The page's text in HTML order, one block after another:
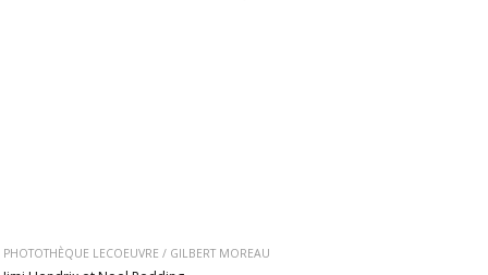
PHOTOTHÈQUE LECOEUVRE / GILBERT MOREAU